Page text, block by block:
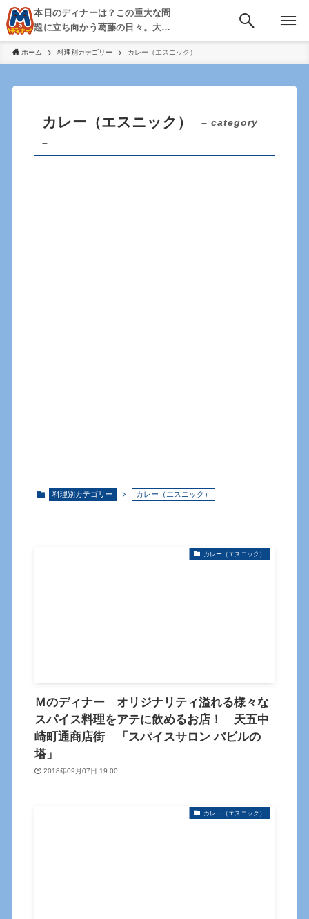
本日のディナーは？この重大な問
題に立ち向かう葛藤の日々。大
阪・京都・神戸を中心とした食べ
歩き、飲み歩きを綴る。
ホーム 料理別カテゴリー カレー（エスニック）
カレー（エスニック）
– category
–
料理別カテゴリー カレー（エスニック）
カレー（エスニック）
Ｍのディナー オリジナリティ溢れる様々な
スパイス料理をアテに飲めるお店！ 天五中
崎町通商店街 「スパイスサロン バビルの
塔」
2018年09月07日 19:00
カレー（エスニック）